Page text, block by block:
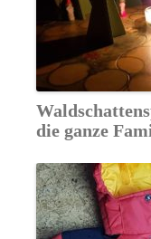
die ganze